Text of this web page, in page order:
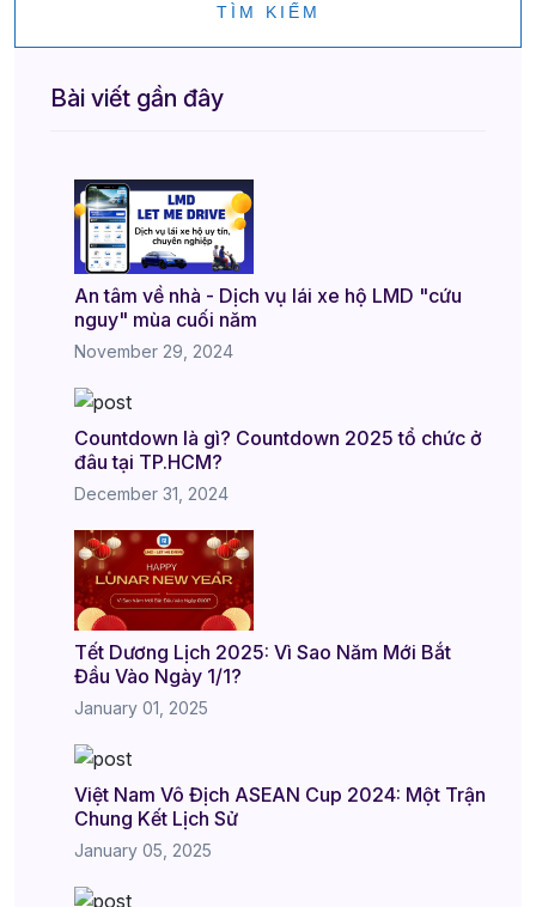
TÌM KIẾM
Bài viết gần đây
An tâm về nhà - Dịch vụ lái xe hộ LMD "cứu
nguy" mùa cuối năm
November 29, 2024
Countdown là gì? Countdown 2025 tổ chức ở
đâu tại TP.HCM?
December 31, 2024
Tết Dương Lịch 2025: Vì Sao Năm Mới Bắt
Đầu Vào Ngày 1/1?
January 01, 2025
Việt Nam Vô Địch ASEAN Cup 2024: Một Trận
Chung Kết Lịch Sử
January 05, 2025